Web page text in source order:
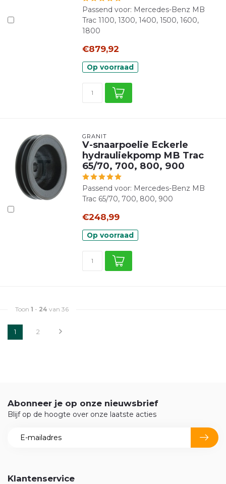
Passend voor: Mercedes-Benz MB
Trac 1100, 1300, 1400, 1500, 1600,
1800
€879,92
Op voorraad
GRANIT
V-snaarpoelie Eckerle
hydrauliekpomp MB Trac
65/70, 700, 800, 900
Passend voor: Mercedes-Benz MB
Trac 65/70, 700, 800, 900
€248,99
Op voorraad
Toon 1 - 24 van 36
1 2
Klantenservice
Abonneer je op onze nieuwsbrief
Blijf op de hoogte over onze laatste acties